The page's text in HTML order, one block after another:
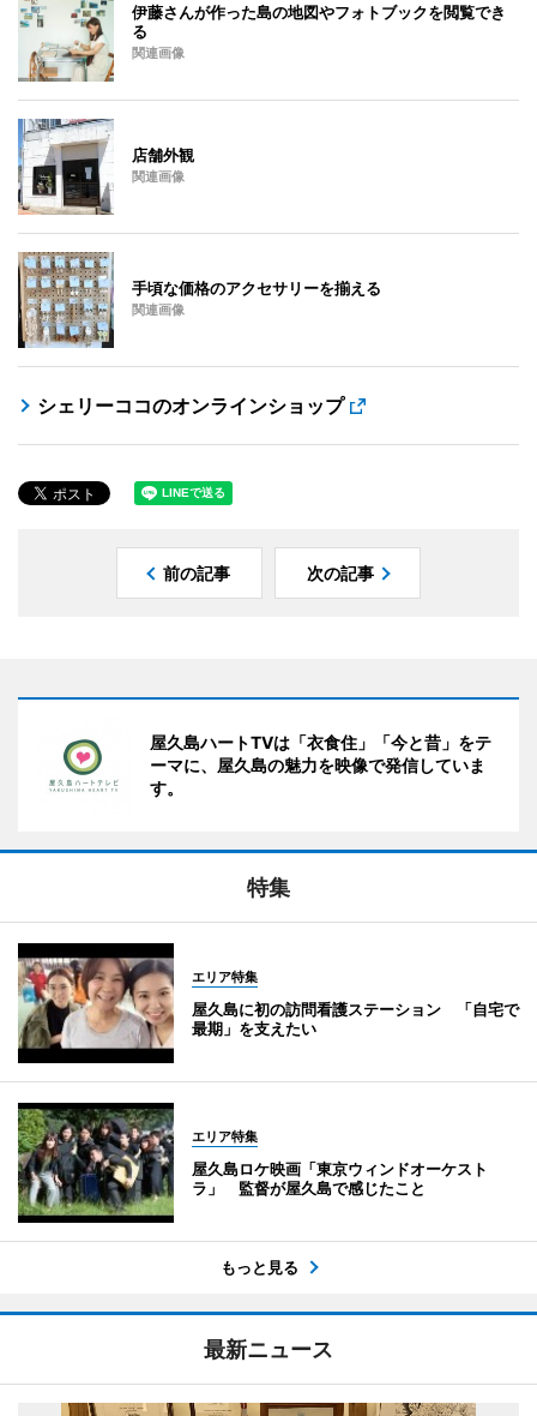
伊藤さんが作った島の地図やフォトブックを閲覧でき
る
関連画像
店舗外観
関連画像
手頃な価格のアクセサリーを揃える
関連画像
シェリーココのオンラインショップ
前の記事 次の記事
屋久島ハートTVは「衣食住」「今と昔」をテ
ーマに、屋久島の魅力を映像で発信していま
す。
特集
エリア特集
屋久島に初の訪問看護ステーション 「自宅で
最期」を支えたい
エリア特集
屋久島ロケ映画「東京ウィンドオーケスト
ラ」 監督が屋久島で感じたこと
もっと見る
最新ニュース